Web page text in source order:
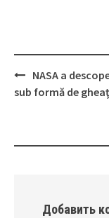
Post
NASA a
sub formă de
Добавить